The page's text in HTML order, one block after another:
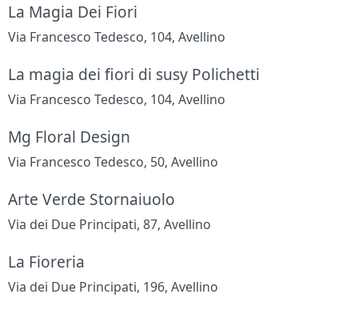
La Magia Dei Fiori
Via Francesco Tedesco, 104, Avellino
La magia dei fiori di susy Polichetti
Via Francesco Tedesco, 104, Avellino
Mg Floral Design
Via Francesco Tedesco, 50, Avellino
Arte Verde Stornaiuolo
Via dei Due Principati, 87, Avellino
La Fioreria
Via dei Due Principati, 196, Avellino